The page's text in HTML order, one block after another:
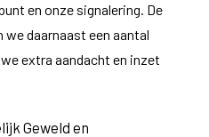
en onze signalering. De
we daarnaast een aantal
extra aandacht en inzet
Geweld en